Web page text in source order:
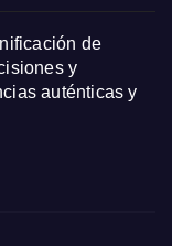
de
y
auténticas y